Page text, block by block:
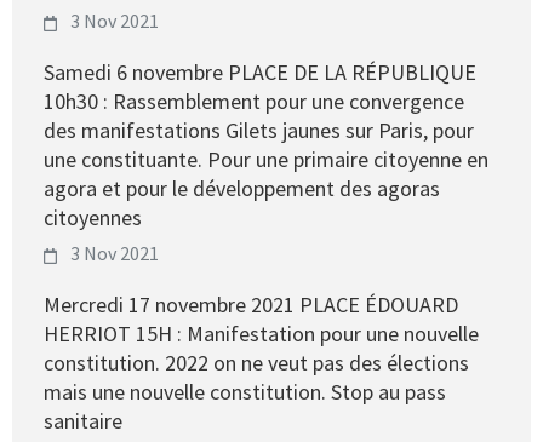
3 Nov 2021
Samedi 6 novembre PLACE DE LA RÉPUBLIQUE
10h30 : Rassemblement pour une convergence
des manifestations Gilets jaunes sur Paris, pour
une constituante. Pour une primaire citoyenne en
agora et pour le développement des agoras
citoyennes
3 Nov 2021
Mercredi 17 novembre 2021 PLACE ÉDOUARD
HERRIOT 15H : Manifestation pour une nouvelle
constitution. 2022 on ne veut pas des élections
mais une nouvelle constitution. Stop au pass
sanitaire